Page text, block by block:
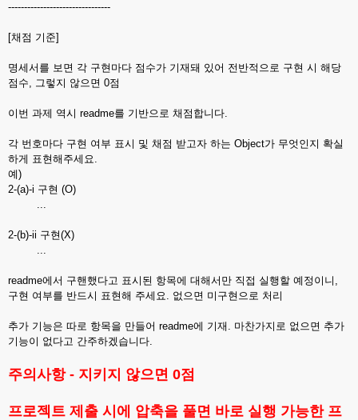
--------------------------------
[채점 기준]
명세서를 보면 각 구현마다 점수가 기재돼 있어 전반적으로 구현 시 해당
점수, 그렇지 않으면 0점
이번 과제 역시 readme를 기반으로 채점합니다.
각 번호마다 구현 여부 표시 및 채점 받고자 하는 Object가 무엇인지 확실
하게 표현해주세요.
예)
2-(a)-i 구현 (O)
...
2-(b)-ii 구현(X)
...
readme에서 구핸했다고 표시된 항목에 대해서만 직접 실행할 예정이니,
구현 여부를 반드시 표현해 주세요. 없으면 미구현으로 처리
추가 기능은 따로 항목을 만들어 readme에 기재. 마찬가지로 없으면 추가
기능이 없다고 간주하겠습니다.
주의사항 - 지키지 않으면 0점
프로젝트 제출 시에 압축을 풀면 바로 실행 가능한 프